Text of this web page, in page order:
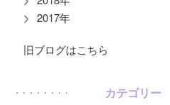
2017年
旧ブログはこちら
カテゴリー